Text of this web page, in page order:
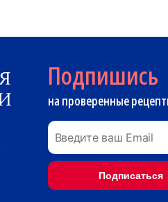
Подпишись
на проверенные